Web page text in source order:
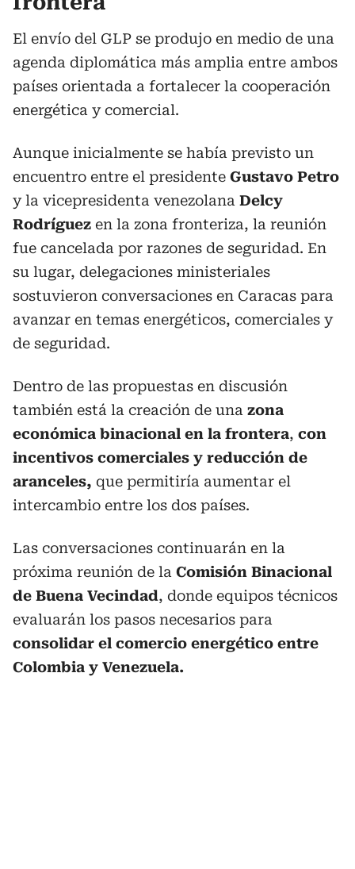
El envío del GLP se produjo en medio de una
agenda diplomática más amplia entre ambos
países orientada a fortalecer la cooperación
energética y comercial.
Aunque inicialmente se había previsto un
encuentro entre el presidente Gustavo Petro
y la vicepresidenta venezolana Delcy
Rodríguez en la zona fronteriza, la reunión
fue cancelada por razones de seguridad. En
su lugar, delegaciones ministeriales
sostuvieron conversaciones en Caracas para
avanzar en temas energéticos, comerciales y
de seguridad.
Dentro de las propuestas en discusión
también está la creación de una zona
económica binacional en la frontera, con
incentivos comerciales y reducción de
aranceles, que permitiría aumentar el
intercambio entre los dos países.
Las conversaciones continuarán en la
próxima reunión de la Comisión Binacional
de Buena Vecindad, donde equipos técnicos
evaluarán los pasos necesarios para
consolidar el comercio energético entre
Colombia y Venezuela.